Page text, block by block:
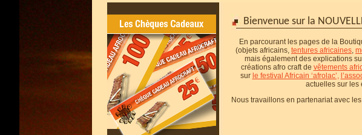
Bienvenue sur la
En parcourant les pages de la
(objets africains, tentures africaines,
mais également des explications
créations afro craft de vêtements
sur le festival Africain ‘afrolac’,
actuelles sur les
Nous travaillons en partenariat avec